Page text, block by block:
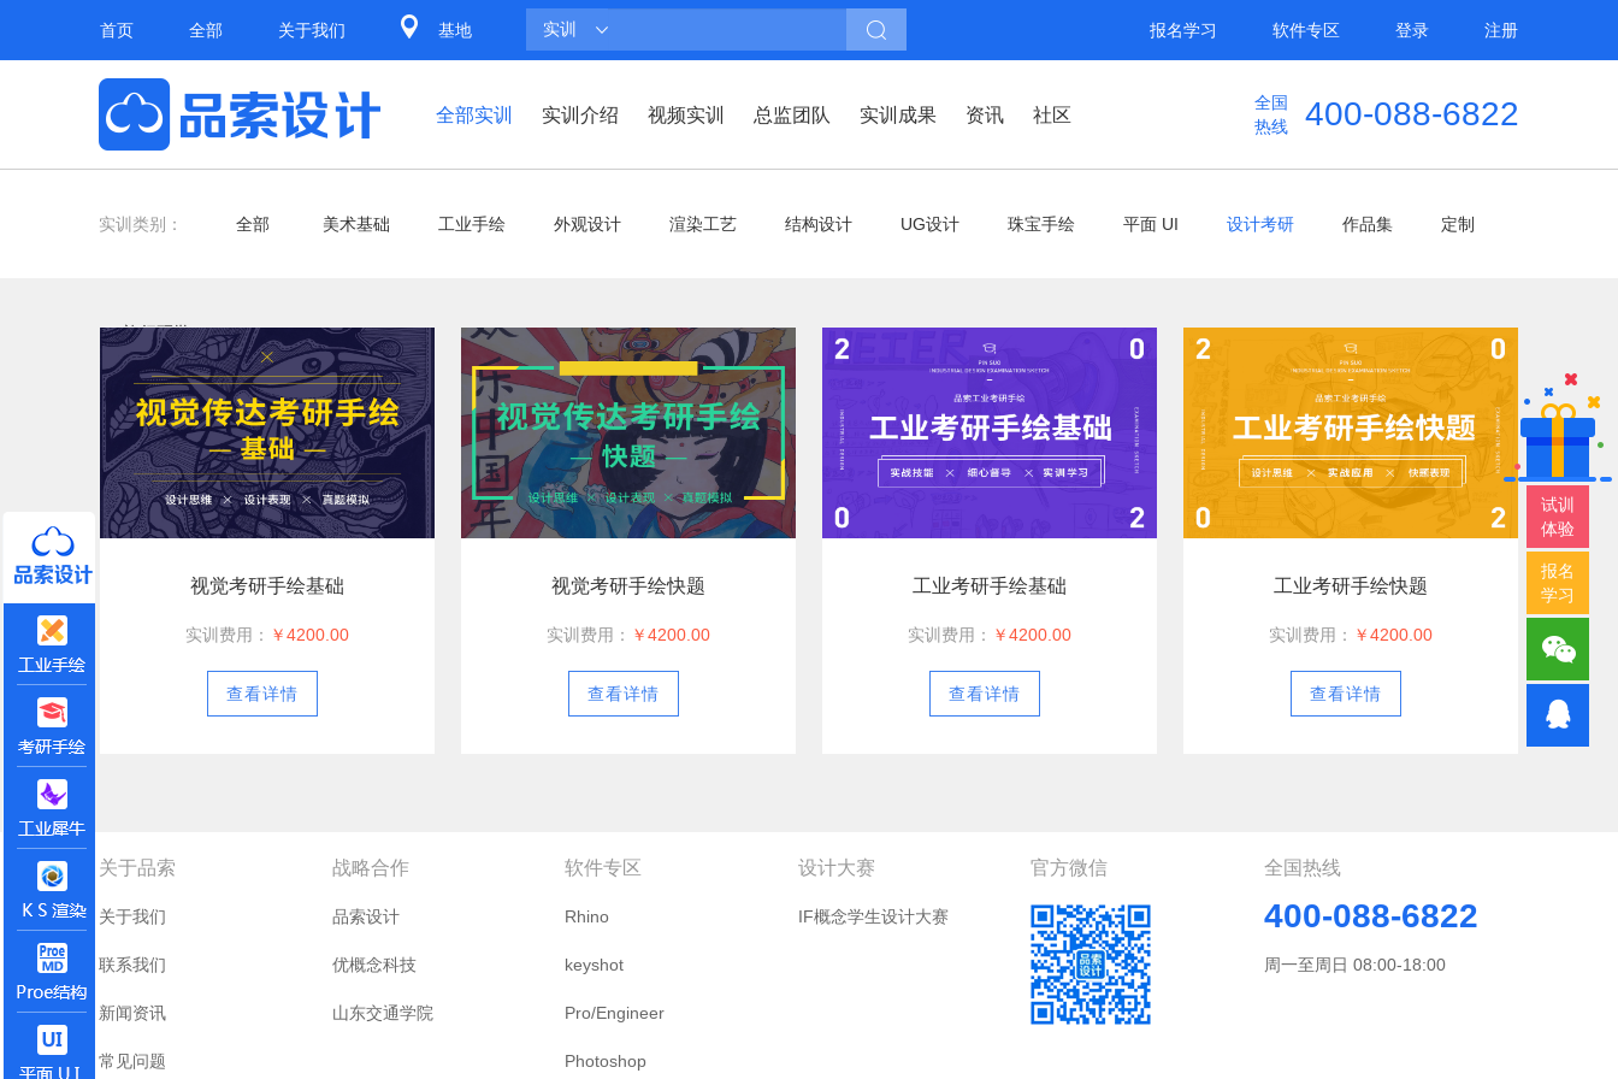
首页 全部 关于我们 基地 实训 注册
登录
软件专区
报名学习
全部实训 实训介绍 视频实训 总监团队 实训成果 资讯 社区
全国
热线
400-088-6822
实训类别： 全部 美术基础 工业手绘 外观设计 渲染工艺 结构设计 UG设计 珠宝手绘 平面 UI 设计考研 作品集 定制
旅行研学
视觉考研手绘基础
实训费用： ￥4200.00
查看详情
视觉考研手绘快题
实训费用： ￥4200.00
查看详情
工业考研手绘基础
实训费用： ￥4200.00
查看详情
工业考研手绘快题
实训费用： ￥4200.00
查看详情
关于品索
关于我们
联系我们
新闻资讯
常见问题
战略合作
品索设计
优概念科技
山东交通学院
软件专区
Rhino
keyshot
Pro/Engineer
Photoshop
设计大赛
IF概念学生设计大赛
官方微信 全国热线
400-088-6822
周一至周日 08:00-18:00
试训
体验
报名
学习